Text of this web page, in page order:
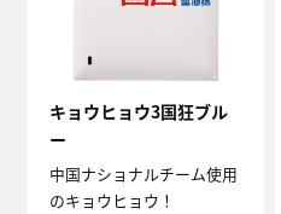
キョウヒョウ3国狂ブル
ー
中国ナショナルチーム使用
のキョウヒョウ！